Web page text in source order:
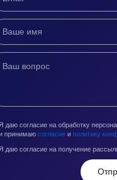
Я даю согласие на обработку
принимаю согласие и политику
Я даю согласие на получение